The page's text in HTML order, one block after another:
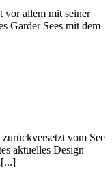
vor allem mit seiner
Garder Sees mit dem
vom See
aktuelles Design